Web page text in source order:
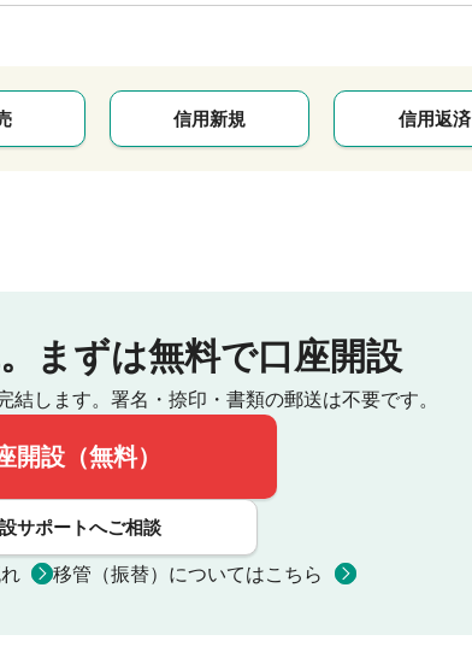
信用新規 信用返済
まずは無料で口座開設
結します。 署名・捺印・書類の郵送は不要です。
開設（無料）
サポートへご相談
移管（振替）についてはこちら